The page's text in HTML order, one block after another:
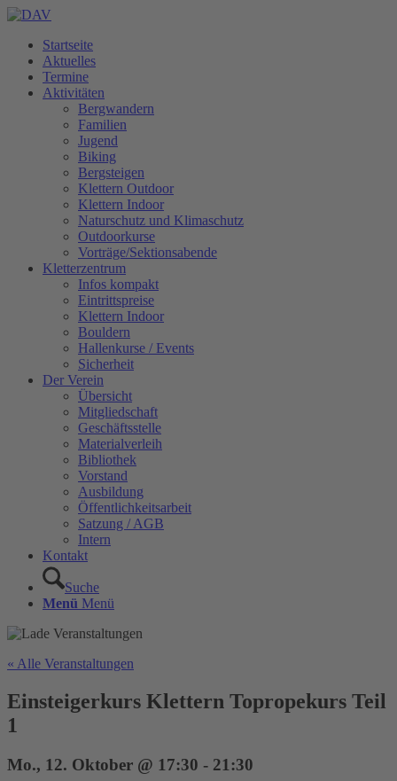
Startseite
Aktuelles
Termine
Aktivitäten
Bergwandern
Familien
Jugend
Biking
Bergsteigen
Klettern Outdoor
Klettern Indoor
Naturschutz und Klimaschutz
Outdoorkurse
Vorträge/Sektionsabende
Kletterzentrum
Infos kompakt
Eintrittspreise
Klettern Indoor
Bouldern
Hallenkurse / Events
Sicherheit
Der Verein
Übersicht
Mitgliedschaft
Geschäftsstelle
Materialverleih
Bibliothek
Vorstand
Ausbildung
Öffentlichkeitsarbeit
Satzung / AGB
Intern
Kontakt
Suche
Menü Menü
« Alle Veranstaltungen
Einsteigerkurs Klettern Topropekurs Teil
1
Mo., 12. Oktober @ 17:30 - 21:30